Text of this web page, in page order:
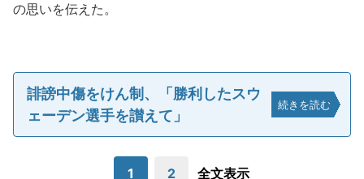
の思いを伝えた。
誹謗中傷をけん制、「勝利したスウ
ェーデン選手を讃えて」
続きを読む
1 2 全文表示